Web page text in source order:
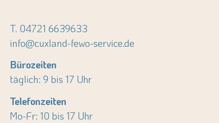
T. 04721 6639633
info@cuxland-fewo-service.de
Bürozeiten
täglich: 9 bis 17 Uhr
Telefonzeiten
Mo-Fr: 10 bis 17 Uhr